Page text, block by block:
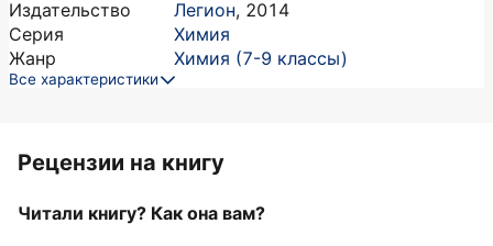
Издательство
Легион, 2014
Серия
Химия
Жанр
Химия (7-9 классы)
Все характеристики
Рецензии на книгу
Читали книгу? Как она вам?